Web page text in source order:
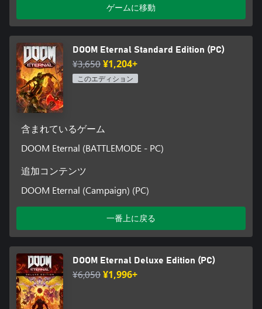
ゲームに移動
DOOM Eternal Standard Edition (PC)
¥3,650¥1,204+
このエディション
含まれているゲーム
DOOM Eternal (BATTLEMODE - PC)
追加コンテンツ
DOOM Eternal (Campaign) (PC)
一番上に戻る
DOOM Eternal Deluxe Edition (PC)
¥6,050¥1,996+